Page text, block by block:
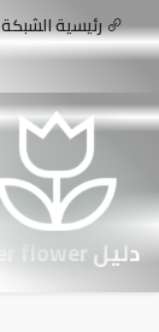
رئيسية الشبكة
دليل silver flower